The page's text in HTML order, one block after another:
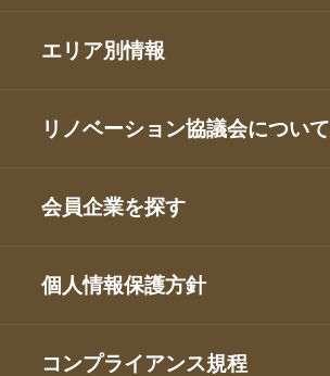
エリア別情報
リノベーション協議会について
会員企業を探す
個人情報保護方針
コンプライアンス規程